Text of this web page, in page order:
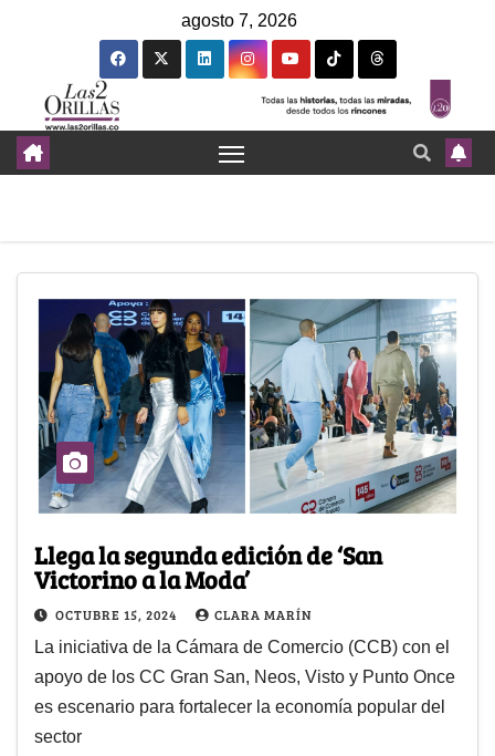
agosto 7, 2026
Llega la segunda edición de ‘San
Victorino a la Moda’
OCTUBRE 15, 2024 CLARA MARÍN
La iniciativa de la Cámara de Comercio (CCB) con el
apoyo de los CC Gran San, Neos, Visto y Punto Once
es escenario para fortalecer la economía popular del
sector